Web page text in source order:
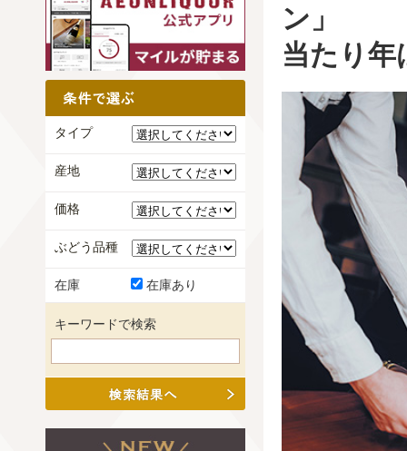
ン」
当たり年
タイプ
産地
価格
ぶどう品種
在庫 在庫あり
キーワードで検索